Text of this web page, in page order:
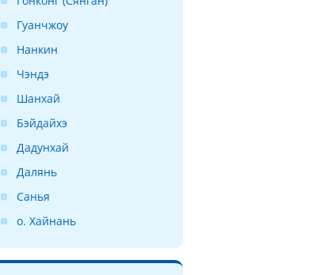
Гуанчжоу
Нанкин
Чэндэ
Шанхай
Бэйдайхэ
Дадунхай
Далянь
Санья
о. Хайнань